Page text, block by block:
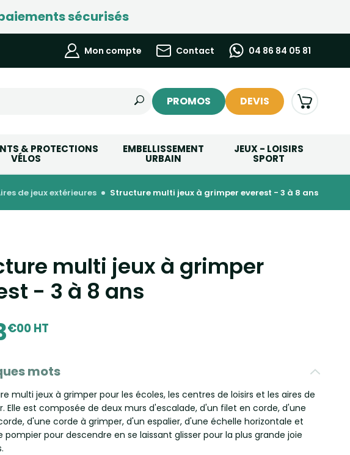
sécurisés
Mon compte Contact 04 86 84 05 81
PROMOS DEVIS
& PROTECTIONS
VÉLOS
EMBELLISSEMENT
URBAIN
JEUX - LOISIRS
SPORT
aires de jeux extérieures structure multi jeux à grimper everest - 3 à 8 ans
multi jeux à grimper
- 3 à 8 ans
€00 HT
mots
multi jeux à grimper pour les écoles, les centres de loisirs et les aires de
Elle est composée de deux murs d'escalade, d'un filet en corde, d'une
d'une corde à grimper, d'un espalier, d'une échelle horizontale et
pour descendre en se laissant glisser pour la plus grande joie